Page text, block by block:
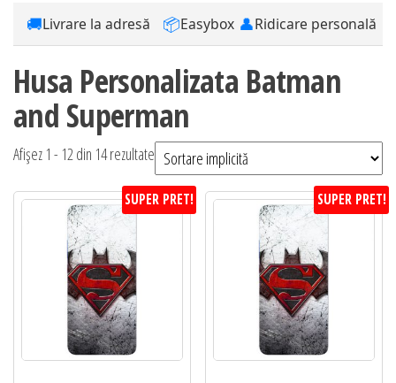
🚚Livrare la adresă 📦Easybox 👤Ridicare personală
Husa Personalizata Batman
and Superman
Afișez 1 - 12 din 14 rezultate
SUPER PRET! SUPER PRET!